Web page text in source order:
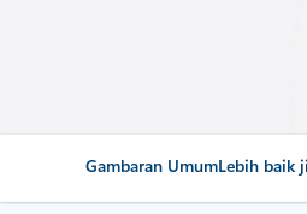
Gambaran UmumLebih baik